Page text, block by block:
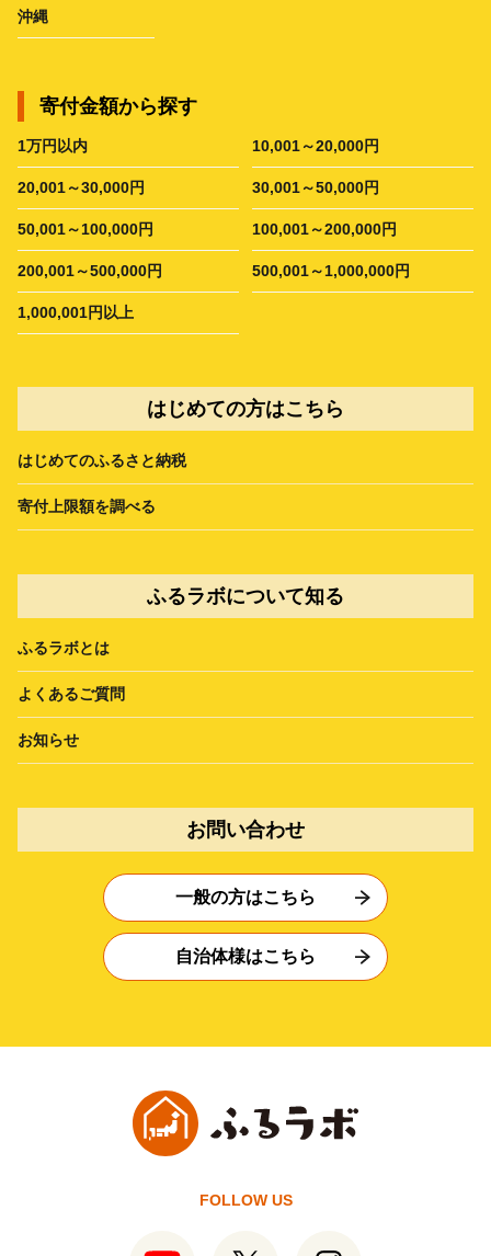
沖縄
寄付金額から探す
1万円以内 10,001～20,000円
20,001～30,000円 30,001～50,000円
50,001～100,000円 100,001～200,000円
200,001～500,000円 500,001～1,000,000円
1,000,001円以上
はじめての方はこちら
はじめてのふるさと納税
寄付上限額を調べる
ふるラボについて知る
ふるラボとは
よくあるご質問
お知らせ
お問い合わせ
一般の方はこちら
自治体様はこちら
FOLLOW US